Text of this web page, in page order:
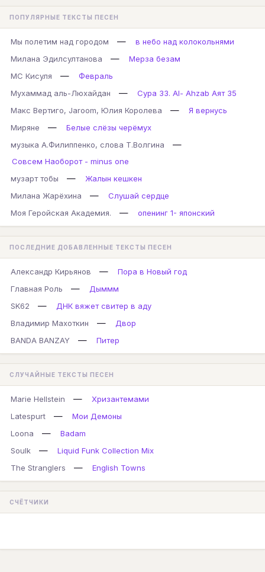
ПОПУЛЯРНЫЕ ТЕКСТЫ ПЕСЕН
Мы полетим над городом —
в небо над колокольнями
Милана Эдилсултанова
—
Мерза безам
МС Кисуля
—
Февраль
Мухаммад аль-Люхайдан
—
Сура 33. Al- Ahzab Аят 35
Макс Вертиго, Jaroom, Юлия Королева
—
Я вернусь
Миряне
—
Белые слёзы черёмух
музыка А.Филиппенко, слова Т.Волгина
—
Совсем Наоборот - minus one
музарт тобы
—
Жалын кешкен
Милана Жарёхина
—
Слушай сердце
Моя Геройская Академия.
— опенинг 1- японский
ПОСЛЕДНИЕ ДОБАВЛЕННЫЕ ТЕКСТЫ ПЕСЕН
Александр Кирьянов —
Пора в Новый год
Главная Роль
—
Дыммм
SK62
—
ДНК вяжет свитер в аду
Владимир Махоткин
—
Двор
BANDA BANZAY
— Питер
СЛУЧАЙНЫЕ ТЕКСТЫ ПЕСЕН
Marie Hellstein —
Хризантемами
Latespurt
—
Мои Демоны
Loona
—
Badam
Soulk
—
Liquid Funk Collection Mix
The Stranglers
— English Towns
СЧЁТЧИКИ